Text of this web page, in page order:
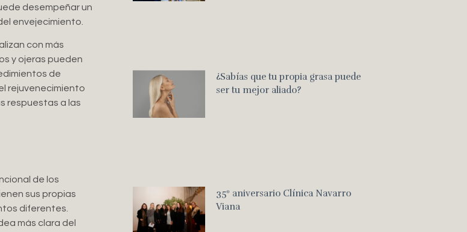
desempeñar un
envejecimiento.
con más
y ojeras pueden
de
rejuvenecimiento
respuestas a las
de los
sus propias
diferentes.
más clara del
¿Sabías que tu propia grasa puede
ser tu mejor aliado?
35º aniversario Clínica Navarro
Viana